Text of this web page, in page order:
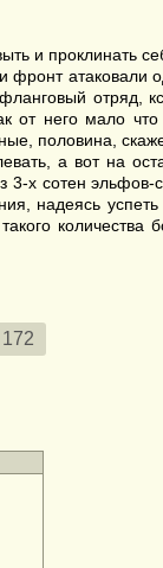
и проклинать
фронт атаковали
отряд,
от него мало
половина,
а вот на
3-х сотен
надеясь
количества
172